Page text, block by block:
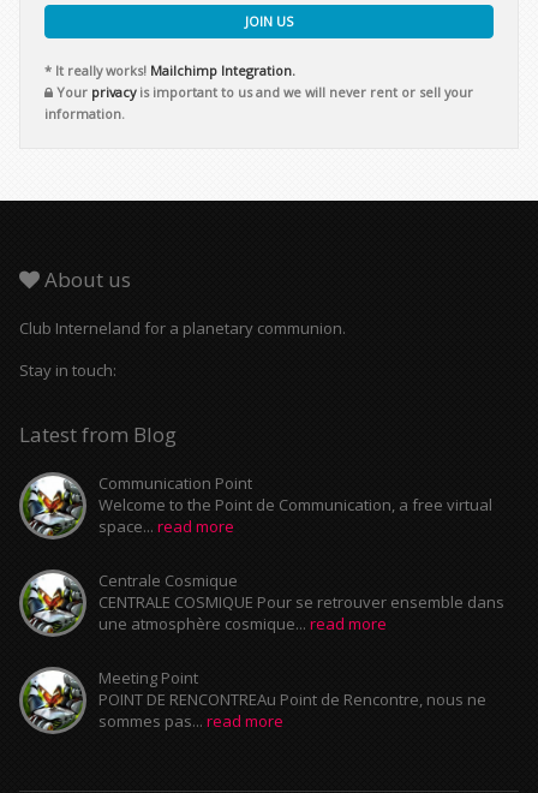
JOIN US
* It really works! Mailchimp Integration.
Your privacyis important to us and we will never rent or sell your
information.
About us
Club Interneland for a planetary communion.
Stay in touch:
Latest from Blog
Communication Point
Welcome to the Point de Communication, a free virtual
space... read more
Centrale Cosmique
CENTRALE COSMIQUE Pour se retrouver ensemble dans
une atmosphère cosmique... read more
Meeting Point
POINT DE RENCONTREAu Point de Rencontre, nous ne
sommes pas... read more